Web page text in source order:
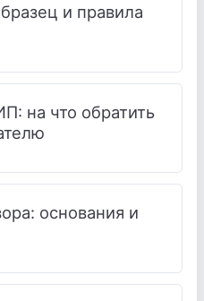
и правила
на что обратить
основания и